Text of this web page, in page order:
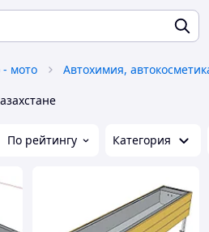
- мото
По рейтингу Категория